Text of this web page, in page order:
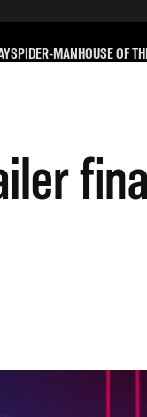
SPIDER-MANHOUSE OF